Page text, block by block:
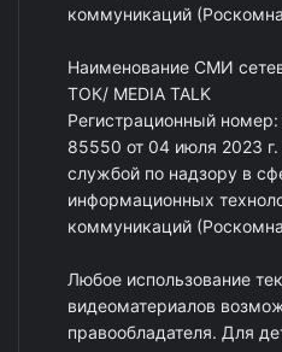
коммуникаций
Наименование СМИ
ТОК/ MEDIA TALK
Регистрационный
85550 от 04 июля 2023
службой по надзору в
информационных
коммуникаций
Любое использование
видеоматериалов
правообладателя. Для